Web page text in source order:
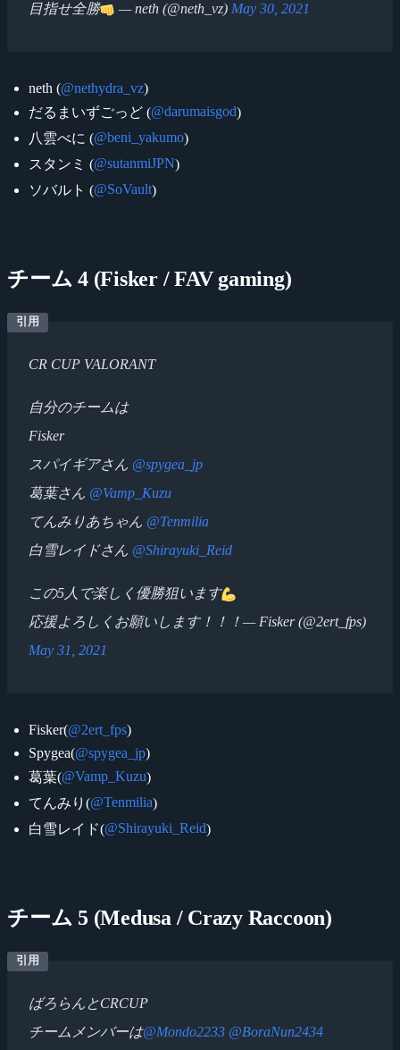
目指せ全勝 — neth (@neth_vz) May 30, 2021
neth (@nethydra_vz)
だるまいずごっど (@darumaisgod)
八雲べに (@beni_yakumo)
スタンミ (@sutanmiJPN)
ソバルト (@SoVault)
チーム 4 (Fisker / FAV gaming)
CR CUP VALORANT
自分のチームは
Fisker
スパイギアさん @spygea_jp
葛葉さん @Vamp_Kuzu
てんみりあちゃん @Tenmilia
白雪レイドさん @Shirayuki_Reid
この5人で楽しく優勝狙います
応援よろしくお願いします！！！— Fisker (@2ert_fps)
May 31, 2021
Fisker(@2ert_fps)
Spygea(@spygea_jp)
葛葉(@Vamp_Kuzu)
てんみり(@Tenmilia)
白雪レイド(@Shirayuki_Reid)
チーム 5 (Medusa / Crazy Raccoon)
ばろらんとCRCUP
チームメンバーは@Mondo2233 @BoraNun2434